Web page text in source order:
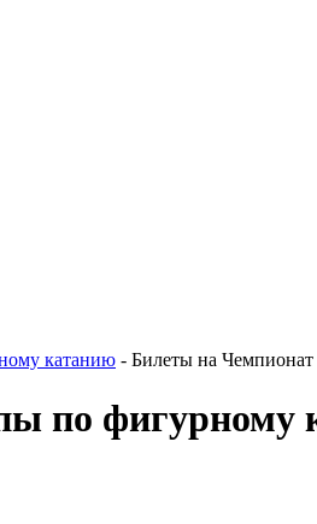
катанию - Билеты на
по фигурному